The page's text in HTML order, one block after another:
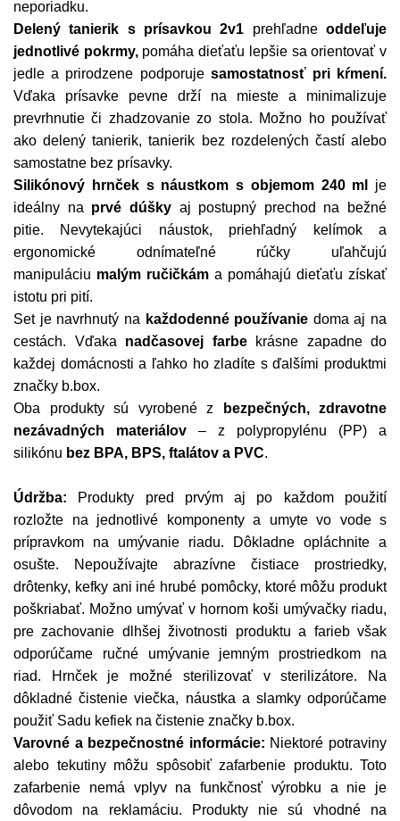
neporiadku.
Delený tanierik s prísavkou 2v1 prehľadneoddeľuje
jednotlivé pokrmy,pomáha dieťaťu lepšie sa orientovať v
jedle a prirodzene podporuje samostatnosť pri kŕmení.
Vďaka prísavke pevne drží na mieste a minimalizuje
prevrhnutie či zhadzovanie zo stola. Možno ho používať
ako delený tanierik, tanierik bez rozdelených častí alebo
samostatne bez prísavky.
Silikónový hrnček s náustkom s objemom 240 ml
je
ideálny na prvé dúškyaj postupný prechod na bežné
pitie. Nevytekajúci náustok, priehľadný kelímok a
ergonomické odnímateľné rúčky uľahčujú
manipuláciu malým ručičkám a pomáhajú dieťaťu získať
istotu pri pití.
Set je navrhnutý na každodenné používanie doma aj na
cestách. Vďaka nadčasovej farbekrásne zapadne do
každej domácnosti a ľahko ho zladíte s ďalšími produktmi
značky b.box.
Oba produkty sú vyrobené z
bezpečných, zdravotne
nezávadných materiálov – z polypropylénu (PP) a
silikónu bez BPA, BPS, ftalátov a PVC.
Údržba: Produkty pred prvým aj po každom použití
rozložte na jednotlivé komponenty a umyte vo vode s
prípravkom na umývanie riadu. Dôkladne opláchnite a
osušte. Nepoužívajte abrazívne čistiace prostriedky,
drôtenky, kefky ani iné hrubé pomôcky, ktoré môžu produkt
poškriabať. Možno umývať v hornom koši umývačky riadu,
pre zachovanie dlhšej životnosti produktu a farieb však
odporúčame ručné umývanie jemným prostriedkom na
riad. Hrnček je možné sterilizovať v sterilizátore. Na
dôkladné čistenie viečka, náustka a slamky odporúčame
použiť Sadu kefiek na čistenie značky b.box.
Varovné a bezpečnostné informácie: Niektoré potraviny
alebo tekutiny môžu spôsobiť zafarbenie produktu. Toto
zafarbenie nemá vplyv na funkčnosť výrobku a nie je
dôvodom na reklamáciu. Produkty nie sú vhodné na